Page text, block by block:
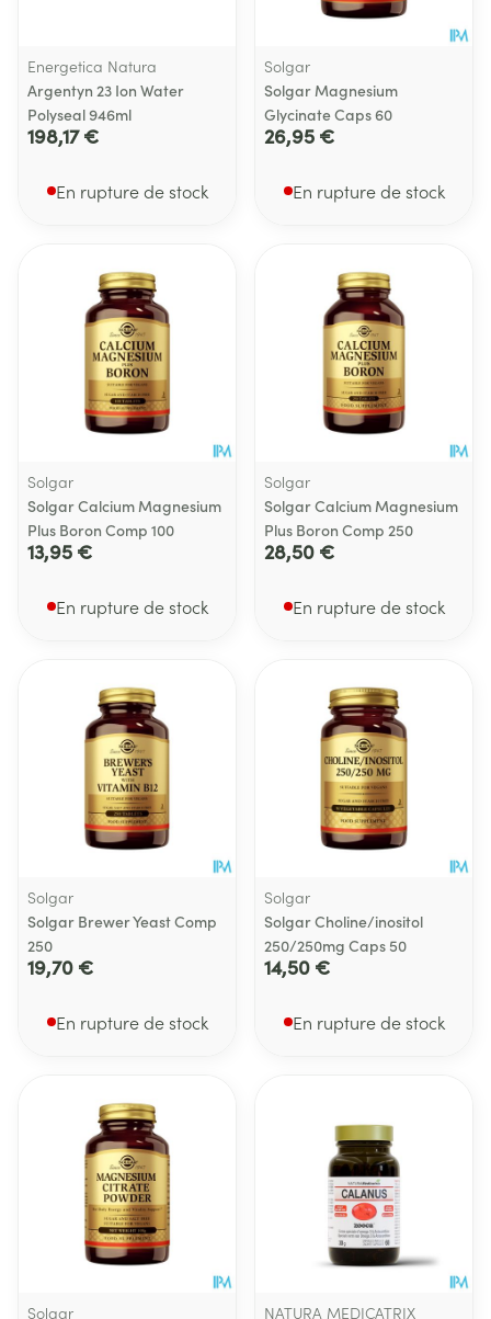
Energetica Natura
Argentyn 23 Ion Water
Polyseal 946ml
198,17 €
En rupture de stock
Solgar
Solgar Magnesium
Glycinate Caps 60
26,95 €
En rupture de stock
Solgar
Solgar Calcium Magnesium
Plus Boron Comp 100
13,95 €
En rupture de stock
Solgar
Solgar Calcium Magnesium
Plus Boron Comp 250
28,50 €
En rupture de stock
Solgar
Solgar Brewer Yeast Comp
250
19,70 €
En rupture de stock
Solgar
Solgar Choline/inositol
250/250mg Caps 50
14,50 €
En rupture de stock
Solgar NATURA MEDICATRIX